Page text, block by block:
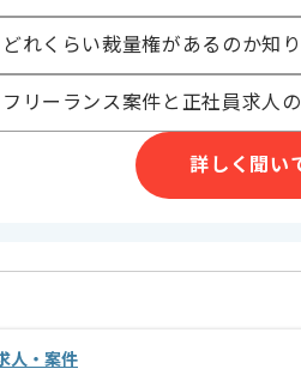
んでおります。
どれくらい裁量権があるのか知
フリーランス案件と正社員求人
詳しく聞い
人・案件